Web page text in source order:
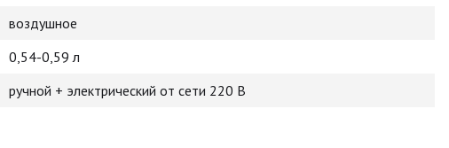
воздушное
0,54-0,59 л
ручной + электрический от сети 220 В